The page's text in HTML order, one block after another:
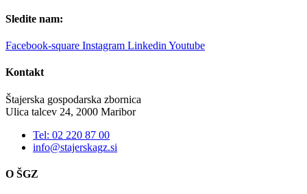
Sledite nam:
Facebook-square Instagram Linkedin Youtube
Kontakt
Štajerska gospodarska zbornica
Ulica talcev 24, 2000 Maribor
Tel: 02 220 87 00
info@stajerskagz.si
O ŠGZ